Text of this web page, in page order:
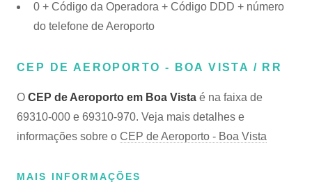
0 + Código da Operadora + Código DDD + número
do telefone de Aeroporto
CEP DE AEROPORTO - BOA VISTA / RR
O CEP de Aeroporto em Boa Vista é na faixa de
69310-000 e 69310-970. Veja mais detalhes e
informações sobre o CEP de Aeroporto - Boa Vista
MAIS INFORMAÇÕES